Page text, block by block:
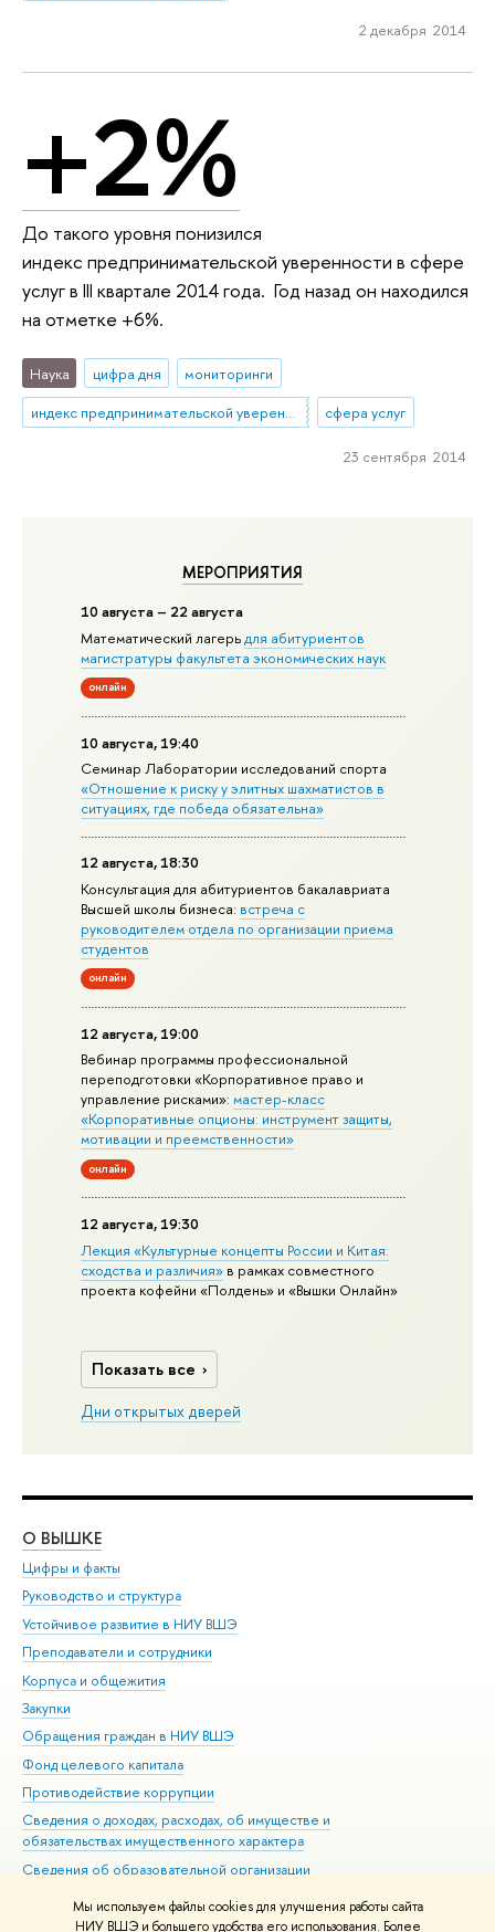
Мы используем файлы cookies для улучшения работы сайта
НИУ ВШЭ и большего удобства его использования. Более
МЕРОПРИЯТИЯ
10 августа – 22 августа
Математический лагерьдля абитуриентов
магистратуры факультета экономических наук
онлайн
10 августа, 19:40
Семинар Лаборатории исследований спорта
«Отношение к риску у элитных шахматистов в
ситуациях, где победа обязательна»
12 августа, 18:30
Консультация для абитуриентов бакалавриата
Высшей школы бизнеса: встреча с
руководителем отдела по организации приема
студентов
онлайн
12 августа, 19:00
Вебинар программы профессиональной
переподготовки «Корпоративное право и
управление рисками»:мастер-класс
«Корпоративные опционы: инструмент защиты,
мотивации и преемственности»
онлайн
12 августа, 19:30
Лекция «Культурные концепты России и Китая:
сходства и различия» в рамках совместного
проекта кофейни «Полдень» и «Вышки Онлайн»
Показать все
Дни открытых дверей
2 декабря 2014
+2%
До такого уровня понизился
индекс предпринимательской уверенности в сфере
услуг в III квартале 2014 года. Год назад он находился
на отметке +6%.
Наука цифра дня
мониторинги
индекс предпринимательской уверенности
сфера услуг
23 сентября 2014
О ВЫШКЕ
Цифры и факты
Руководство и структура
Устойчивое развитие в НИУ ВШЭ
Преподаватели и сотрудники
Корпуса и общежития
Закупки
Обращения граждан в НИУ ВШЭ
Фонд целевого капитала
Противодействие коррупции
Сведения о доходах, расходах, об имуществе и
обязательствах имущественного характера
Сведения об образовательной организации
Людям с ограниченными возможностями здоровья
Единая платежная страница